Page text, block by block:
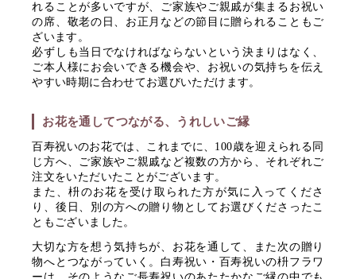
れることが多いですが、ご家族やご親戚が集まるお祝い
の席、敬老の日、お正月などの節目に贈られることもご
ざいます。
必ずしも当日でなければならないという決まりはなく、
ご本人様にお会いできる機会や、お祝いの気持ちを伝え
やすい時期に合わせてお選びいただけます。
お花を通してつながる、うれしいご縁
百寿祝いのお花では、これまでに、100歳を迎えられる同
じ方へ、ご家族やご親戚など複数の方から、それぞれご
注文をいただいたことがございます。
また、枡のお花を受け取られた方が気に入ってくださ
り、後日、別の方への贈り物としてお選びくださったこ
ともございました。
大切な方を想う気持ちが、お花を通して、また次の贈り
物へとつながっていく。白寿祝い・百寿祝いの枡フラワ